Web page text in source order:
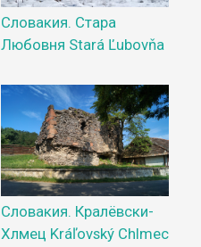
Словакия. Стара
Любовня Stará Ľubovňa
Словакия. Кралёвски-
Хлмец Kráľovský Chlmec